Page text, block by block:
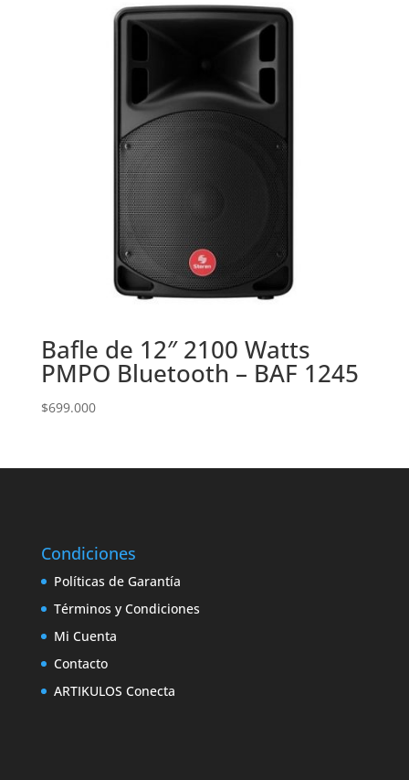
Bafle de 12″ 2100 Watts
PMPO Bluetooth – BAF 1245
$699.000
Condiciones
Políticas de Garantía
Términos y Condiciones
Mi Cuenta
Contacto
ARTIKULOS Conecta